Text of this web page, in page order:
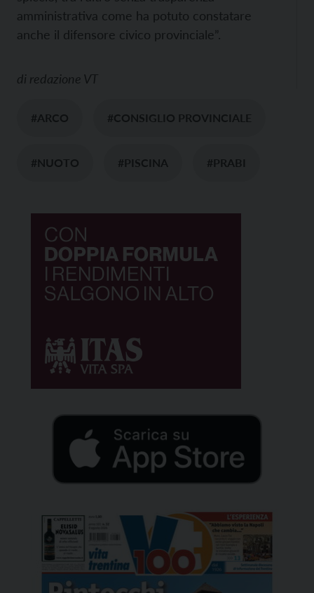
amministrativa come ha potuto constatare
anche il difensore civico provinciale”.
di redazione VT
#ARCO #CONSIGLIO PROVINCIALE
#NUOTO #PISCINA #PRABI